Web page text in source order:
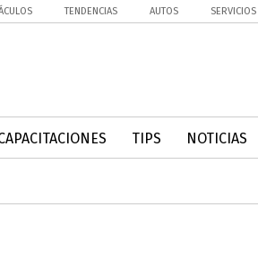
TENDENCIAS AUTOS SERVICIOS
TIPS NOTICIAS